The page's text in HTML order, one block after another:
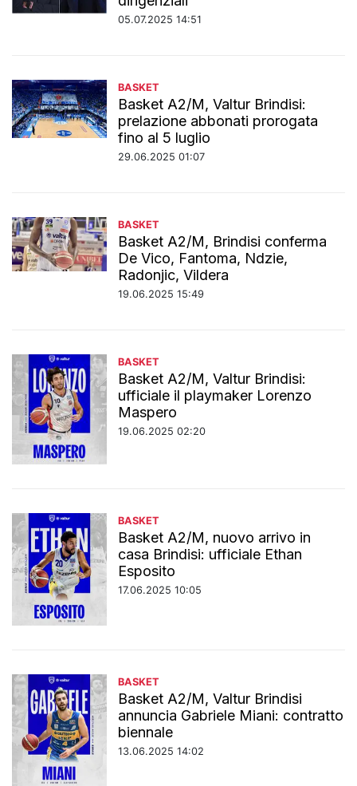
05.07.2025 14:51
BASKET
Basket A2/M, Valtur Brindisi:
prelazione abbonati prorogata
fino al 5 luglio
29.06.2025 01:07
BASKET
Basket A2/M, Brindisi conferma
De Vico, Fantoma, Ndzie,
Radonjic, Vildera
19.06.2025 15:49
BASKET
Basket A2/M, Valtur Brindisi:
ufficiale il playmaker Lorenzo
Maspero
19.06.2025 02:20
BASKET
Basket A2/M, nuovo arrivo in
casa Brindisi: ufficiale Ethan
Esposito
17.06.2025 10:05
BASKET
Basket A2/M, Valtur Brindisi
annuncia Gabriele Miani: contratto
biennale
13.06.2025 14:02